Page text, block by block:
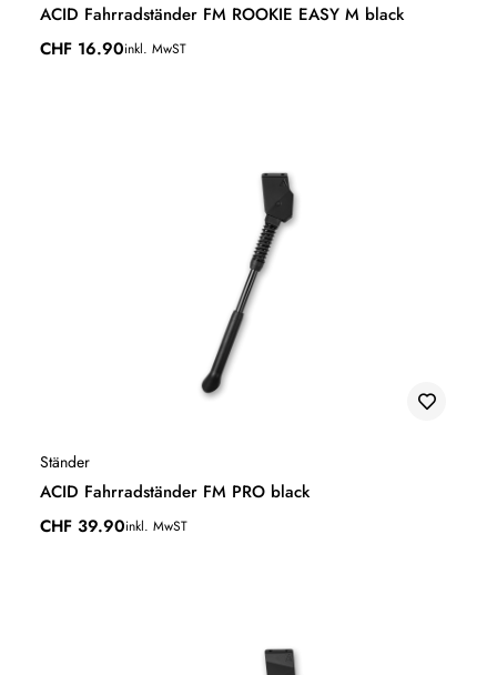
ACID Fahrradständer FM ROOKIE EASY M black
CHF 16.90inkl. MwST
Ständer
ACID Fahrradständer FM PRO black
CHF 39.90inkl. MwST